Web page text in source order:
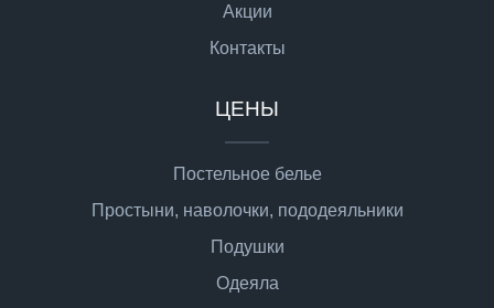
Акции
Контакты
ЦЕНЫ
Постельное белье
Простыни, наволочки, пододеяльники
Подушки
Одеяла